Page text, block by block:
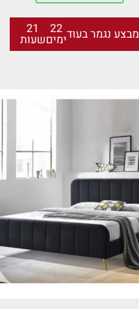
מבצע נגמר בעוד 22
ימים
21
שעות